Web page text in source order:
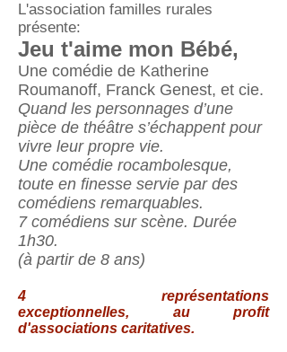
L'association familles rurales
présente:
Jeu t'aime mon Bébé,
Une comédie de Katherine
Roumanoff, Franck Genest, et cie.
Quand les personnages d’une
pièce de théâtre s’échappent pour
vivre leur propre vie.
Une comédie rocambolesque,
toute en finesse servie par des
comédiens remarquables.
7 comédiens sur scène. Durée
1h30.
(à partir de 8 ans)
4 représentations
exceptionnelles, au profit
d'associations caritatives.